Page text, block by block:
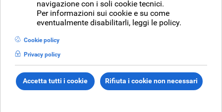
Festival della
Scienza 2011
Numerosi terminali sul territorio e sistema di
vendita on - line di biglietti ed abbonamenti, il tutto
per la gestione con successo di un evento da oltre